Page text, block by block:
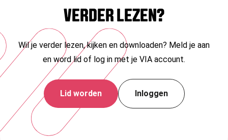
VERDER LEZEN?
Wil je verder lezen, kijken en downloaden? Meld je aan
en word lid of log in met je VIA account.
Lid worden Inloggen